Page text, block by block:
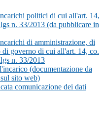
politici di cui all'art. 14,
n. 33/2013 (da pubblicare in
di amministrazione, di
di governo di cui all'art. 14, co.
n. 33/2013
(documentazione da
sito web)
comunicazione dei dati